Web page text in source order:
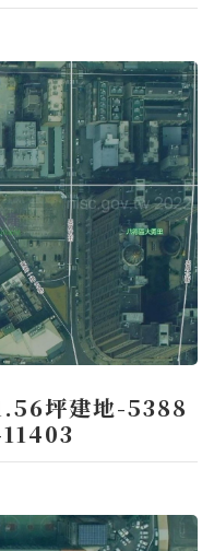
坪建地-5388